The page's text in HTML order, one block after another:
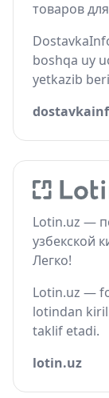
товаров
boshqa uy
yetkazib
Lotin.uz —
узбекской
Легко!
Lotin.uz —
lotindan
taklif etadi.
lotin.uz